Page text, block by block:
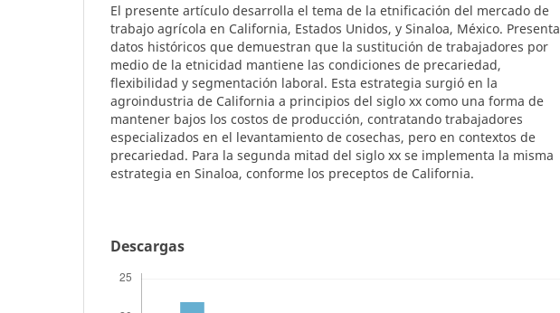
El presente artículo desarrolla el tema de la etnificación del mercado de
trabajo agrícola en California, Estados Unidos, y Sinaloa, México. Presenta
datos históricos que demuestran que la sustitución de trabajadores por
medio de la etnicidad mantiene las condiciones de precariedad,
flexibilidad y segmentación laboral. Esta estrategia surgió en la
agroindustria de California a principios del siglo xx como una forma de
mantener bajos los costos de producción, contratando trabajadores
especializados en el levantamiento de cosechas, pero en contextos de
precariedad. Para la segunda mitad del siglo xx se implementa la misma
estrategia en Sinaloa, conforme los preceptos de California.
Descargas